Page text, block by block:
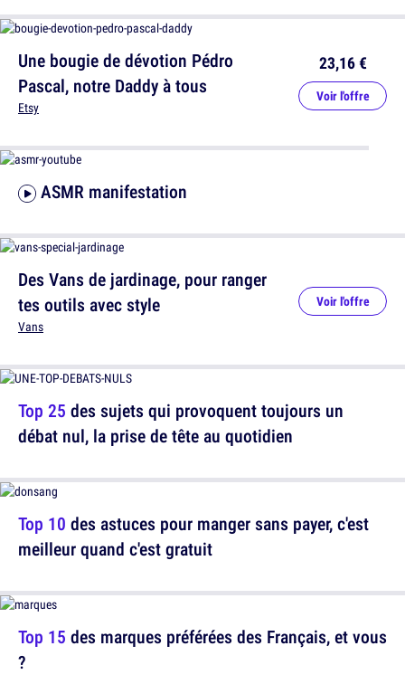
Une bougie de dévotion Pédro
Pascal, notre Daddy à tous
Etsy
23,16 €
Voir l'offre
Des Vans de jardinage, pour ranger
tes outils avec style
Vans
Voir l'offre
Top 10 des astuces pour manger sans payer, c'est
meilleur quand c'est gratuit
ASMR manifestation
Top 25 des sujets qui provoquent toujours un
débat nul, la prise de tête au quotidien
Top 15 des marques préférées des Français, et vous
?